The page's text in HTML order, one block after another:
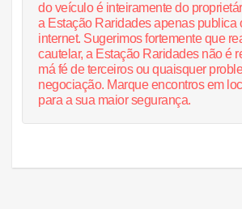
do veículo é inteiramente do
a Estação Raridades apenas publica
internet. Sugerimos fortemente que
cautelar, a Estação Raridades não é
má fé de terceiros ou quaisquer
negociação. Marque encontros em
para a sua maior segurança.